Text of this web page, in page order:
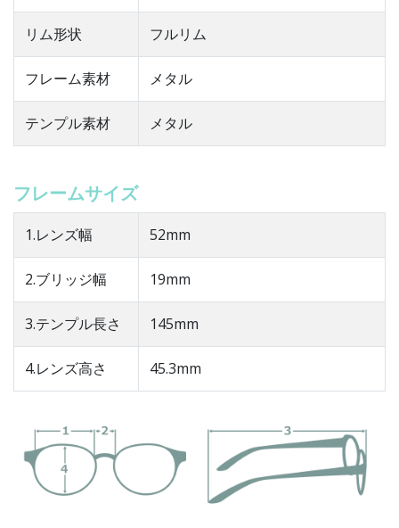
リム形状 フルリム
フレーム素材 メタル
テンプル素材 メタル
フレームサイズ
1.レンズ幅 52mm
2.ブリッジ幅 19mm
3.テンプル長さ 145mm
4.レンズ高さ 45.3mm